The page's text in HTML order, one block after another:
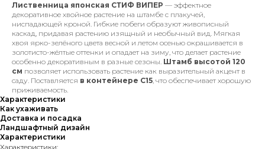
Лиственница японская СТИФ ВИПЕР — эффектное
декоративное хвойное растение на штамбе с плакучей,
ниспадающей кроной. Гибкие побеги образуют живописный
каскад, придавая растению изящный и необычный вид. Мягкая
хвоя ярко-зелёного цвета весной и летом осенью окрашивается в
золотисто-жёлтые оттенки и опадает на зиму, что делает растение
особенно декоративным в разные сезоны. Штамб высотой 120
см позволяет использовать растение как выразительный акцент в
саду. Поставляется в контейнере С15, что обеспечивает хорошую
приживаемость.
Характеристики
Как ухаживать
Доставка и посадка
Ландшафтный дизайн
Характеристики
Характеристики: